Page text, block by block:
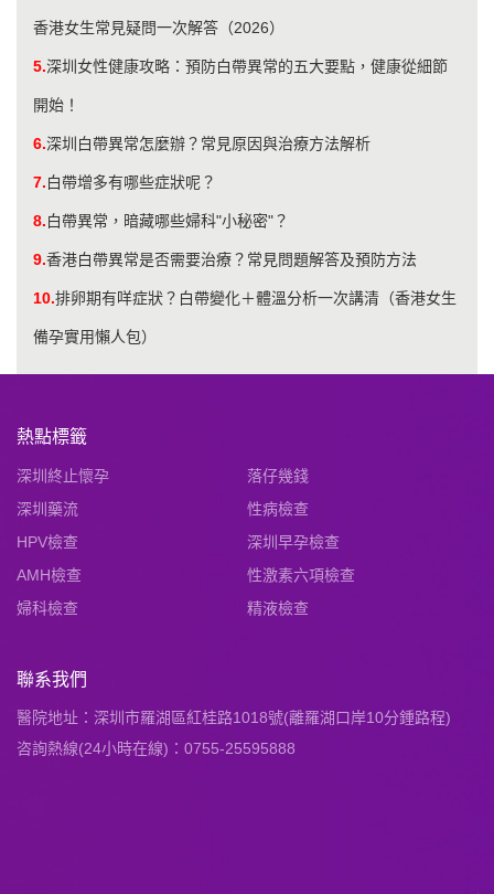
香港女生常見疑問一次解答（2026）
5.深圳女性健康攻略：預防白帶異常的五大要點，健康從細節
開始！
6.深圳白帶異常怎麼辦？常見原因與治療方法解析
7.白帶增多有哪些症狀呢？
8.白帶異常，暗藏哪些婦科"小秘密"？
9.香港白帶異常是否需要治療？常見問題解答及預防方法
10.排卵期有咩症狀？白帶變化＋體溫分析一次講清（香港女生
備孕實用懶人包）
熱點標籤
深圳終止懷孕
落仔幾錢
深圳藥流
性病檢查
HPV檢查
深圳早孕檢查
AMH檢查
性激素六項檢查
婦科檢查
精液檢查
聯系我們
醫院地址：深圳市羅湖區紅桂路1018號(離羅湖口岸10分鍾路程)
咨詢熱線(24小時在線)：0755-25595888